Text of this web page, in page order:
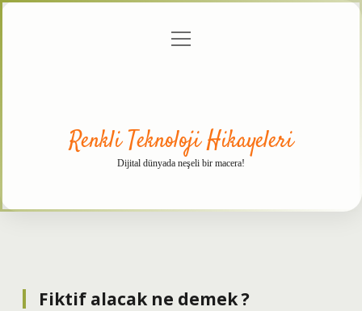
menüyü
Renkli Teknoloji Hikayeleri
Dijital dünyada neşeli bir macera!
Fiktif alacak ne demek ?